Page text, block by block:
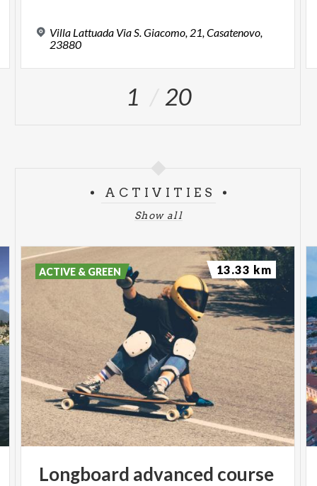
Villa Lattuada Via S. Giacomo, 21, Casatenovo,
23880
1 20
ACTIVITIES
Show all
Longboard advanced course
ACTIVE & GREEN 13.33 km